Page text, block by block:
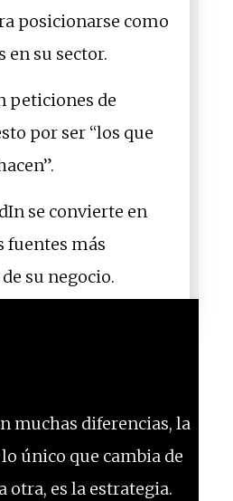
posicionarse como
en su sector.
peticiones de
por ser “los que
se convierte en
fuentes más
su negocio.
muchas diferencias, la
único que cambia de
otra, es la estrategia.